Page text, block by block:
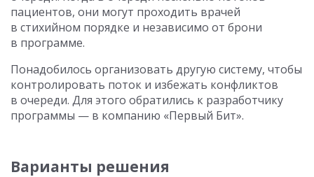
пациентов, они могут проходить врачей
в стихийном порядке и независимо от брони
в программе.
Понадобилось организовать другую систему, чтобы
контролировать поток и избежать конфликтов
в очереди. Для этого обратились к разработчику
программы — в компанию «Первый Бит».
Варианты решения